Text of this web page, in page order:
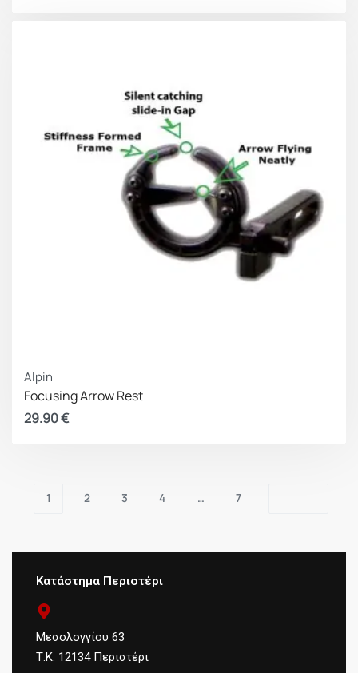
Alpin
Focusing Arrow Rest
29.90€
1 2 3 4 … 7
Κατάστημα Περιστέρι
Μεσολογγίου 63
Τ.Κ: 12134 Περιστέρι